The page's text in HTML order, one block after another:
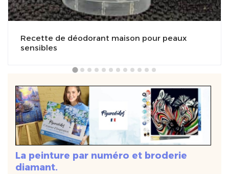
Recette de déodorant maison pour peaux
sensibles
La peinture par numéro et broderie
diamant.